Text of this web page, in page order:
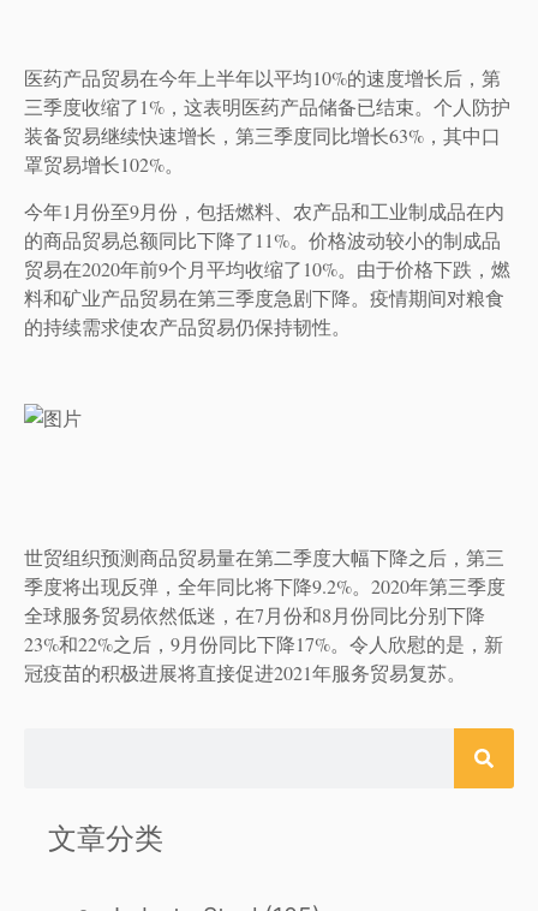
医药产品贸易在今年上半年以平均10%的速度增长后，第
三季度收缩了1%，这表明医药产品储备已结束。个人防护
装备贸易继续快速增长，第三季度同比增长63%，其中口
罩贸易增长102%。
今年1月份至9月份，包括燃料、农产品和工业制成品在内
的商品贸易总额同比下降了11%。价格波动较小的制成品
贸易在2020年前9个月平均收缩了10%。由于价格下跌，燃
料和矿业产品贸易在第三季度急剧下降。疫情期间对粮食
的持续需求使农产品贸易仍保持韧性。
世贸组织预测商品贸易量在第二季度大幅下降之后，第三
季度将出现反弹，全年同比将下降9.2%。2020年第三季度
全球服务贸易依然低迷，在7月份和8月份同比分别下降
23%和22%之后，9月份同比下降17%。令人欣慰的是，新
冠疫苗的积极进展将直接促进2021年服务贸易复苏。
文章分类